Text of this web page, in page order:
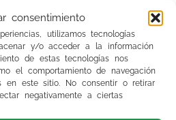
consentimiento
utilizamos tecnologías
y/o acceder a la información
de estas tecnologías nos
el comportamiento de navegación
en este sitio. No consentir o retirar
negativamente a ciertas
varios meses, un contador
por la Presidenta de
los eventuales volverían a
%; no ha hecho falta que
certificar sus medias
que la peor de las